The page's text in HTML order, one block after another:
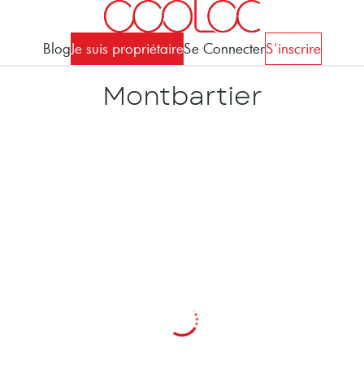
BlogJe suis propriétaireSe ConnecterS'inscrire
Montbartier